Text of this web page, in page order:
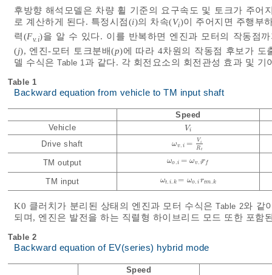
후방향 해석모델은 차량 휠 기준의 요구속도 및 토크가 주어
로 계산하게 된다. 특정시점(i)의 차속(Vi)이 주어지면 주행부
력(Fv.i)을 알 수 있다. 이를 반복하면 엔진과 모터의 작동점
(j), 엔진-모터 토크분배(p)에 따라 4차원의 작동점 후보가 도
델 수식은 Table 1 과 같다. 각 회전요소의 회전관성 효과 및
Table 1
Backward equation from vehicle to TM input shaft
Speed
Vehicle
Vi
Vi
Drive shaft
ωv. i = Vi
Rt
ωv. i=ViR
TM output
ωo.i = ωv. ir f
ωo. i= ωv.irf
TM input ωt. i. k = ωo. i rtm.k
ωt.i. k= ωo.i rtm
K0 클러치가 분리된 상태의 엔진과 모터 수식은Table 2와 같
되며, 엔진은 발전을 하는 직렬형 하이브리드 모드 또한 포함
Table 2
Backward equation of EV(series) hybrid mode
Speed